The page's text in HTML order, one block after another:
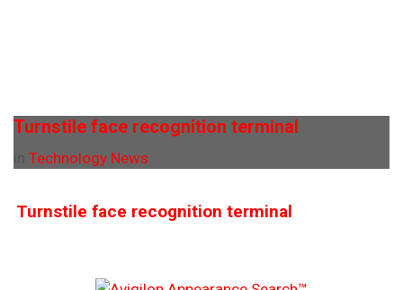
Turnstile face recognition terminal
Technology News
Turnstile face recognition terminal